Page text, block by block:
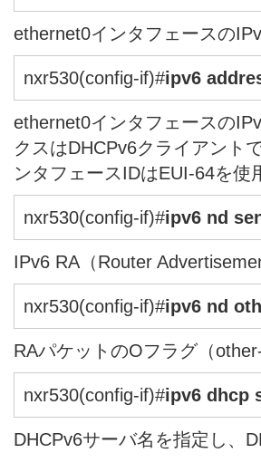
ethernet0インタフェースの
nxr530(config-if)#ipv6
ethernet0インタフェースの
クスはDHCPv6クライアント
ンタフェースIDはEUI-64を使
nxr530(config-if)#ipv6 nd
IPv6 RA（Router
nxr530(config-if)#ipv6 nd
RAパケットのOフラグ（
nxr530(config-if)#ipv6 dhcp
DHCPv6サーバ名を指定し、